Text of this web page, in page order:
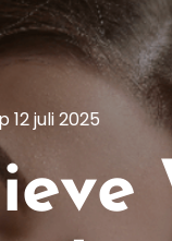
juli 2025